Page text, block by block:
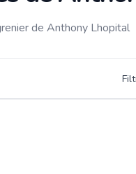
de Anthony Lhopital